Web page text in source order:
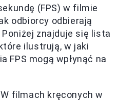
(FPS) w filmie
odbiorcy odbierają
znajduje się lista
ilustrują, w jaki
FPS mogą wpłynąć na
W filmach kręconych w